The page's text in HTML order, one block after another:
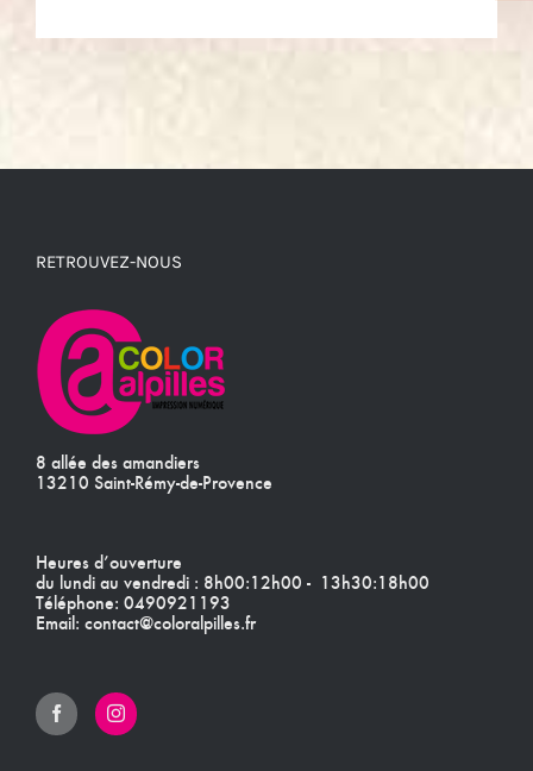
RETROUVEZ-NOUS
8 allée des amandiers
13210 Saint-Rémy-de-Provence
Heures d’ouverture
du lundi au vendredi : 8h00:12h00 - 13h30:18h00
Téléphone: 0490921193
Email: contact@coloralpilles.fr